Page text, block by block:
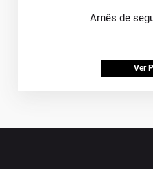
Arnês de
Ver